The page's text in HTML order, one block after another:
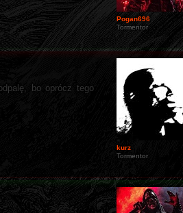
Pogan696
Tormentor
kurz
Tormentor
bo oprócz tego